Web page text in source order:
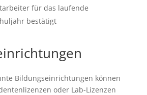
für das laufende
bestätigt
Bildungseinrichtungen können
oder Lab-Lizenzen